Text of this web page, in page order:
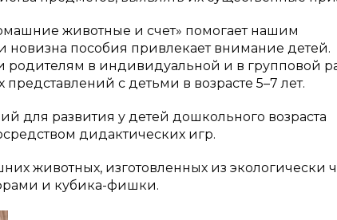
животные и счет» помогает нашим
новизна пособия привлекает внимание детей.
родителям в индивидуальной и в групповой
с детьми в возрасте 5–7 лет.
для развития у детей дошкольного возраста
дидактических игр.
животных, изготовленных из экологически
и кубика-фишки.